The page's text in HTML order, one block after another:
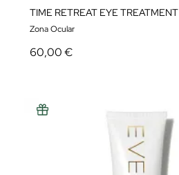
TIME RETREAT EYE TREATMENT
Zona Ocular
60,00 €